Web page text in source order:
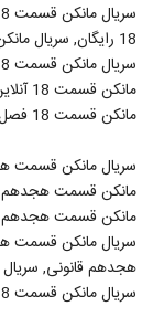
مانکن قسمت 18 فصل اول
سریال مانکن قسمت
مانکن قسمت هجدهم
مانکن قسمت هجدهم
سریال مانکن قسمت
سریال مانکن قسمت 18 سریال مانکن قسمت هجدهم